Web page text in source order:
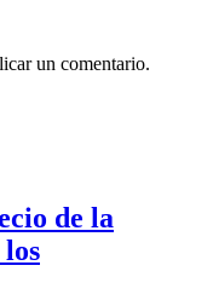
un comentario.
de la